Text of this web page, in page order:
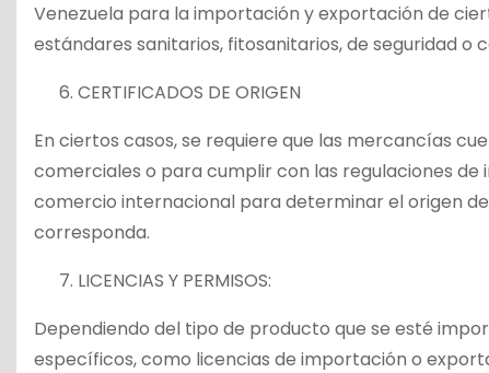
Venezuela para la importación y exportación de
estándares sanitarios, fitosanitarios, de seguridad o
CERTIFICADOS DE ORIGEN
En ciertos casos, se requiere que las mercancías
comerciales o para cumplir con las regulaciones
comercio internacional para determinar el origen
corresponda.
LICENCIAS Y PERMISOS:
Dependiendo del tipo de producto que se esté
específicos, como licencias de importación o